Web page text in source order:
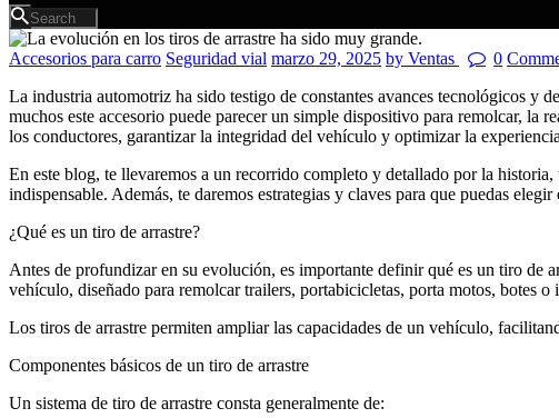
Accesorios para carro Seguridad vial marzo 29, 2025 by Ventas 0
La industria automotriz ha sido testigo de constantes avances tecnológicos y
muchos este accesorio puede parecer un simple dispositivo para remolcar, la
los conductores, garantizar la integridad del vehículo y optimizar la
En este blog, te llevaremos a un recorrido completo y detallado por la
indispensable. Además, te daremos estrategias y claves para que puedas
¿Qué es un tiro de arrastre?
Antes de profundizar en su evolución, es importante definir qué es un tiro de
vehículo, diseñado para remolcar trailers, portabicicletas, porta motos, botes o
Los tiros de arrastre permiten ampliar las capacidades de un vehículo,
Componentes básicos de un tiro de arrastre
Un sistema de tiro de arrastre consta generalmente de: